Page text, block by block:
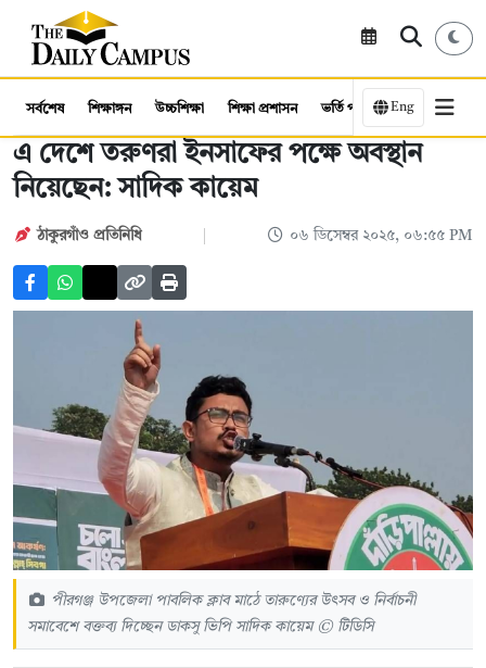
সর্বশেষ শিক্ষাঙ্গন উচ্চশিক্ষা শিক্ষা প্রশাসন ভর্তি পরীক্ষা কর্মসংস্থান
Eng
এ দেশে তরুণরা ইনসাফের পক্ষে অবস্থান
নিয়েছেন: সাদিক কায়েম
ঠাকুরগাঁও প্রতিনিধি ০৬ ডিসেম্বর ২০২৫, ০৬:৫৫ PM
পীরগঞ্জ উপজেলা পাবলিক ক্লাব মাঠে তারুণ্যের উৎসব ও নির্বাচনী
সমাবেশে বক্তব্য দিচ্ছেন ডাকসু ভিপি সাদিক কায়েম © টিডিসি